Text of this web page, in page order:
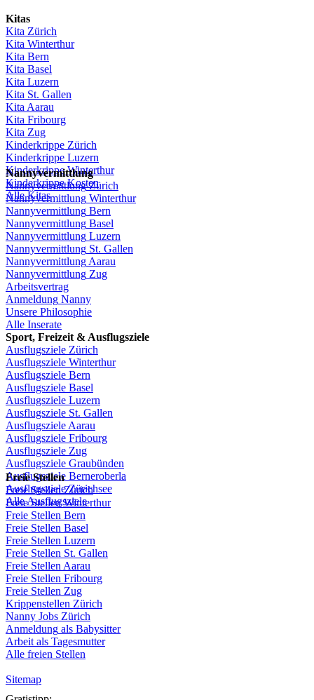
Kitas
Kita Zürich
Kita Winterthur
Kita Bern
Kita Basel
Kita Luzern
Kita St. Gallen
Kita Aarau
Kita Fribourg
Kita Zug
Kinderkrippe Zürich
Kinderkrippe Luzern
KinderkrippeWinterthur
Kinderkrippe Kosten
Alle Kitas
Nannyvermittlung
Nannyvermittlung Zürich
Nannyvermittlung Winterthur
Nannyvermittlung Bern
Nannyvermittlung Basel
Nannyvermittlung Luzern
Nannyvermittlung St. Gallen
Nannyvermittlung Aarau
Nannyvermittlung Zug
Arbeitsvertrag
Anmeldung Nanny
Unsere Philosophie
Alle Inserate
Sport, Freizeit & Ausflugsziele
Ausflugsziele Zürich
Ausflugsziele Winterthur
Ausflugsziele Bern
Ausflugsziele Basel
Ausflugsziele Luzern
Ausflugsziele St. Gallen
Ausflugsziele Aarau
Ausflugsziele Fribourg
Ausflugsziele Zug
Ausflugsziele Graubünden
Ausflugsziele Berneroberla
Ausflugsziele Zürichsee
Alle Ausflugsziele
Freie Stellen
Freie Stellen Zürich
Freie StellenWinterthur
Freie Stellen Bern
Freie Stellen Basel
Freie Stellen Luzern
Freie Stellen St. Gallen
Freie Stellen Aarau
Freie Stellen Fribourg
Freie Stellen Zug
Krippenstellen Zürich
Nanny Jobs Zürich
Anmeldung als Babysitter
Arbeit als Tagesmutter
Alle freien Stellen
Sitemap